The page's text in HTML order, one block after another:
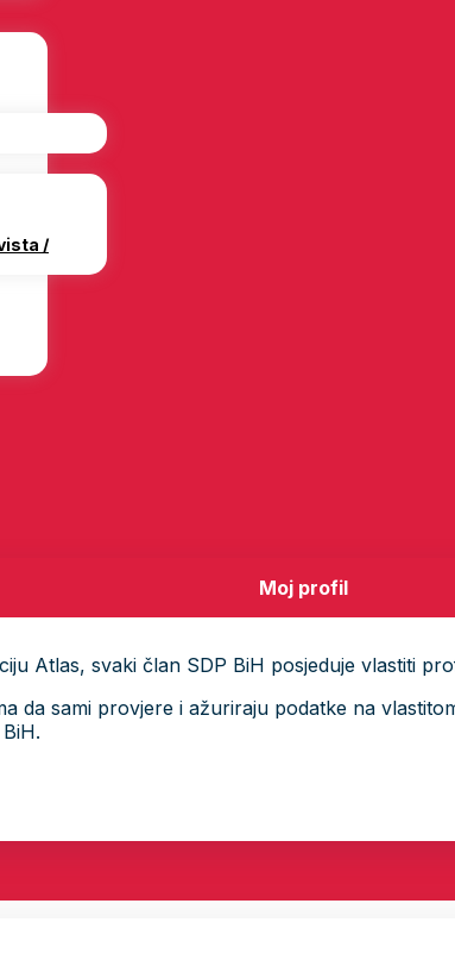
/
Moj profil
Atlas, svaki član SDP BiH posjeduje vlastiti
da sami provjere i ažuriraju podatke na